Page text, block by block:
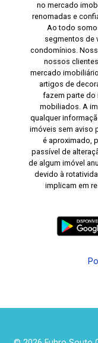
no mercado
renomadas e
Ao todo
segmentos de
condomínios.
nossos
mercado
artigos de
fazem parte do
mobiliados. A
qualquer
imóveis sem aviso
é aproximado,
passível de
de algum imóvel
devido à
implicam em